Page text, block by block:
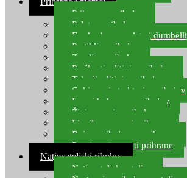
Prihrana za ribolov
Pelete za ribolov
Feeder lovne pelete i dumbelli
Partikli za ribolov
Zemlja za ribolov
Praškasti aditivi za ribolov
Tekući aditivi za ribolov
Gel i sprej atraktori za ribolov
Lovni kukuruz za ribolov
Živi mamci za ribolov
Ljepilo za crve i prihranu
Boje za ribolovnu prihranu
Provjereni recepti prihrane
Natjecateljski ribolov
Natjecateljske stolice